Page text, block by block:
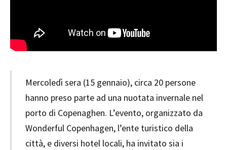
Mercoledì sera (15 gennaio), circa 20 persone
hanno preso parte ad una nuotata invernale nel
porto di Copenaghen. L’evento, organizzato da
Wonderful Copenhagen, l’ente turistico della
città, e diversi hotel locali, ha invitato sia i